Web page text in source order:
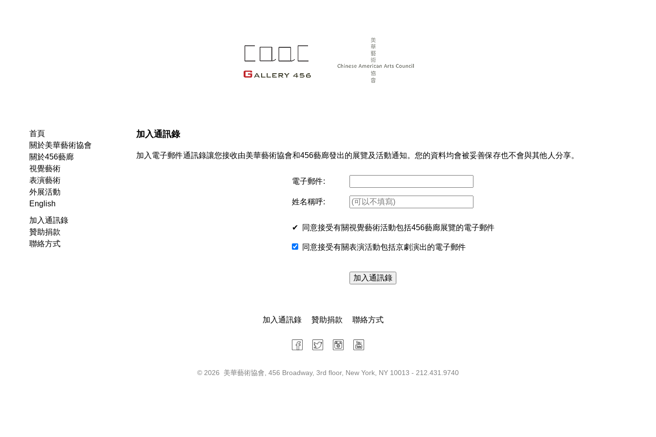
加入通訊錄
加入電子郵件通訊錄讓您接收由美華藝術協會和456藝廊發出的展覽及活動通知。您的資料均會被妥善保存也不會與其他人分享。
電子郵件:
姓名稱呼:
✔ 同意接受有關視覺藝術活動包括456藝廊展覽的電子郵件
同意接受有關表演活動包括京劇演出的電子郵件
首頁
關於美華藝術協會
關於456藝廊
視覺藝術
表演藝術
外展活動
English
加入通訊錄
贊助捐款
聯絡方式
加入通訊錄 贊助捐款 聯絡方式
© 2026 美華藝術協會, 456 Broadway, 3rd floor, New York, NY 10013 - 212.431.9740